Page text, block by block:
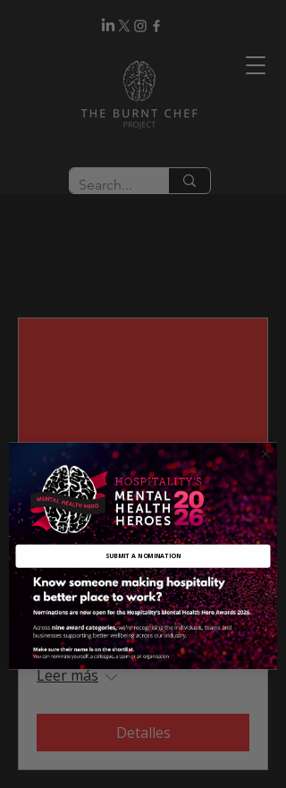
Bristol - Intro to mental
health
lun, 27 ene
Leer más
Detalles
SUBMIT A NOMINATION